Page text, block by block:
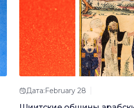
Дата:February 28